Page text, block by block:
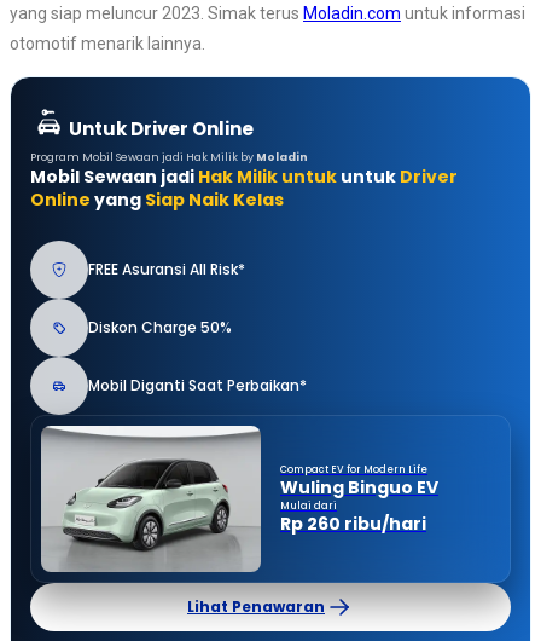
yang siap meluncur 2023. Simak terus Moladin.com untuk informasi
otomotif menarik lainnya.
Untuk Driver Online
Program Mobil Sewaan jadi Hak Milik by Moladin
Mobil Sewaan jadi Hak Milik untuk untuk Driver
Online yang Siap Naik Kelas
FREE Asuransi All Risk*
Diskon Charge 50%
Mobil Diganti Saat Perbaikan*
Compact EV for Modern Life
Wuling Binguo EV
Mulai dari
Rp 260 ribu/hari
Lihat Penawaran